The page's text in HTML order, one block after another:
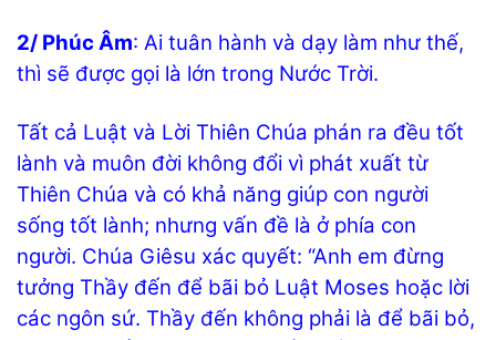
2/ Phúc Âm: Ai tuân hành và dạy làm như thế,
thì sẽ được gọi là lớn trong Nước Trời.
Tất cả Luật và Lời Thiên Chúa phán ra đều tốt
lành và muôn đời không đổi vì phát xuất từ
Thiên Chúa và có khả năng giúp con người
sống tốt lành; nhưng vấn đề là ở phía con
người. Chúa Giêsu xác quyết: “Anh em đừng
tưởng Thầy đến để bãi bỏ Luật Moses hoặc lời
các ngôn sứ. Thầy đến không phải là để bãi bỏ,